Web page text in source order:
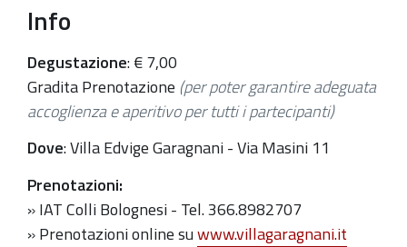
Info
Degustazione: € 7,00
Gradita Prenotazione (per poter garantire adeguata
accoglienza e aperitivo per tutti i partecipanti)
Dove: Villa Edvige Garagnani - Via Masini 11
Prenotazioni:
» IAT Colli Bolognesi - Tel. 366.8982707
» Prenotazioni online suwww.villagaragnani.it